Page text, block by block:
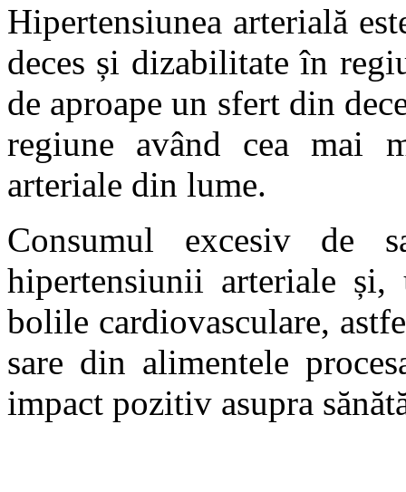
Hipertensiunea arterială
deces și dizabilitate în
de aproape un sfert din
regiune având cea mai
arteriale din lume.
Consumul excesiv de
hipertensiunii arteriale și,
bolile cardiovasculare,
sare din alimentele
impact pozitiv asupra